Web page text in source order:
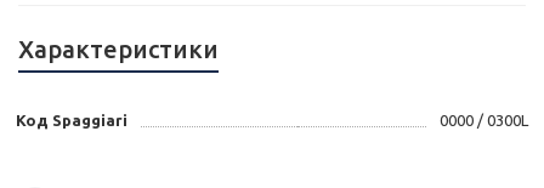
Характеристики
Код Spaggiari 0000 / 0300L